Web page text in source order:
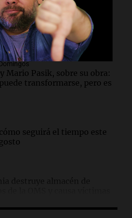
de “Corazón sin cara”:
el tema explote así”
Mario Pasik, sobre su obra:
transformarse, pero es
seguirá el tiempo este
destruye almacén de